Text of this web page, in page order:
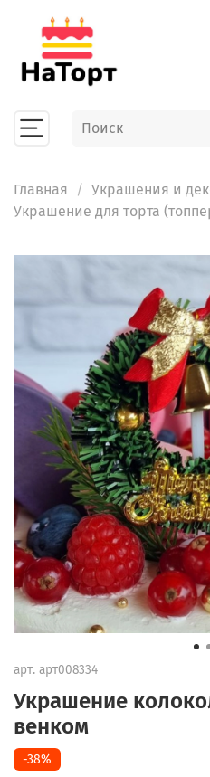
Главная
Украшения и
Украшение для торта
арт. арт008334
Украшение
венком
-38%